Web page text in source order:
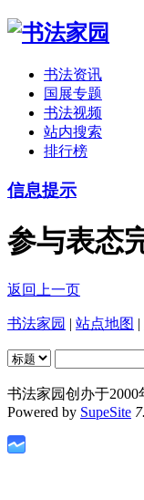
书法资讯
国展专题
书法视频
站内搜索
排行榜
信息提示
参与表态
返回上一页
书法家园 | 站点地图 |
书法家园创办于2000
Powered by SupeSite